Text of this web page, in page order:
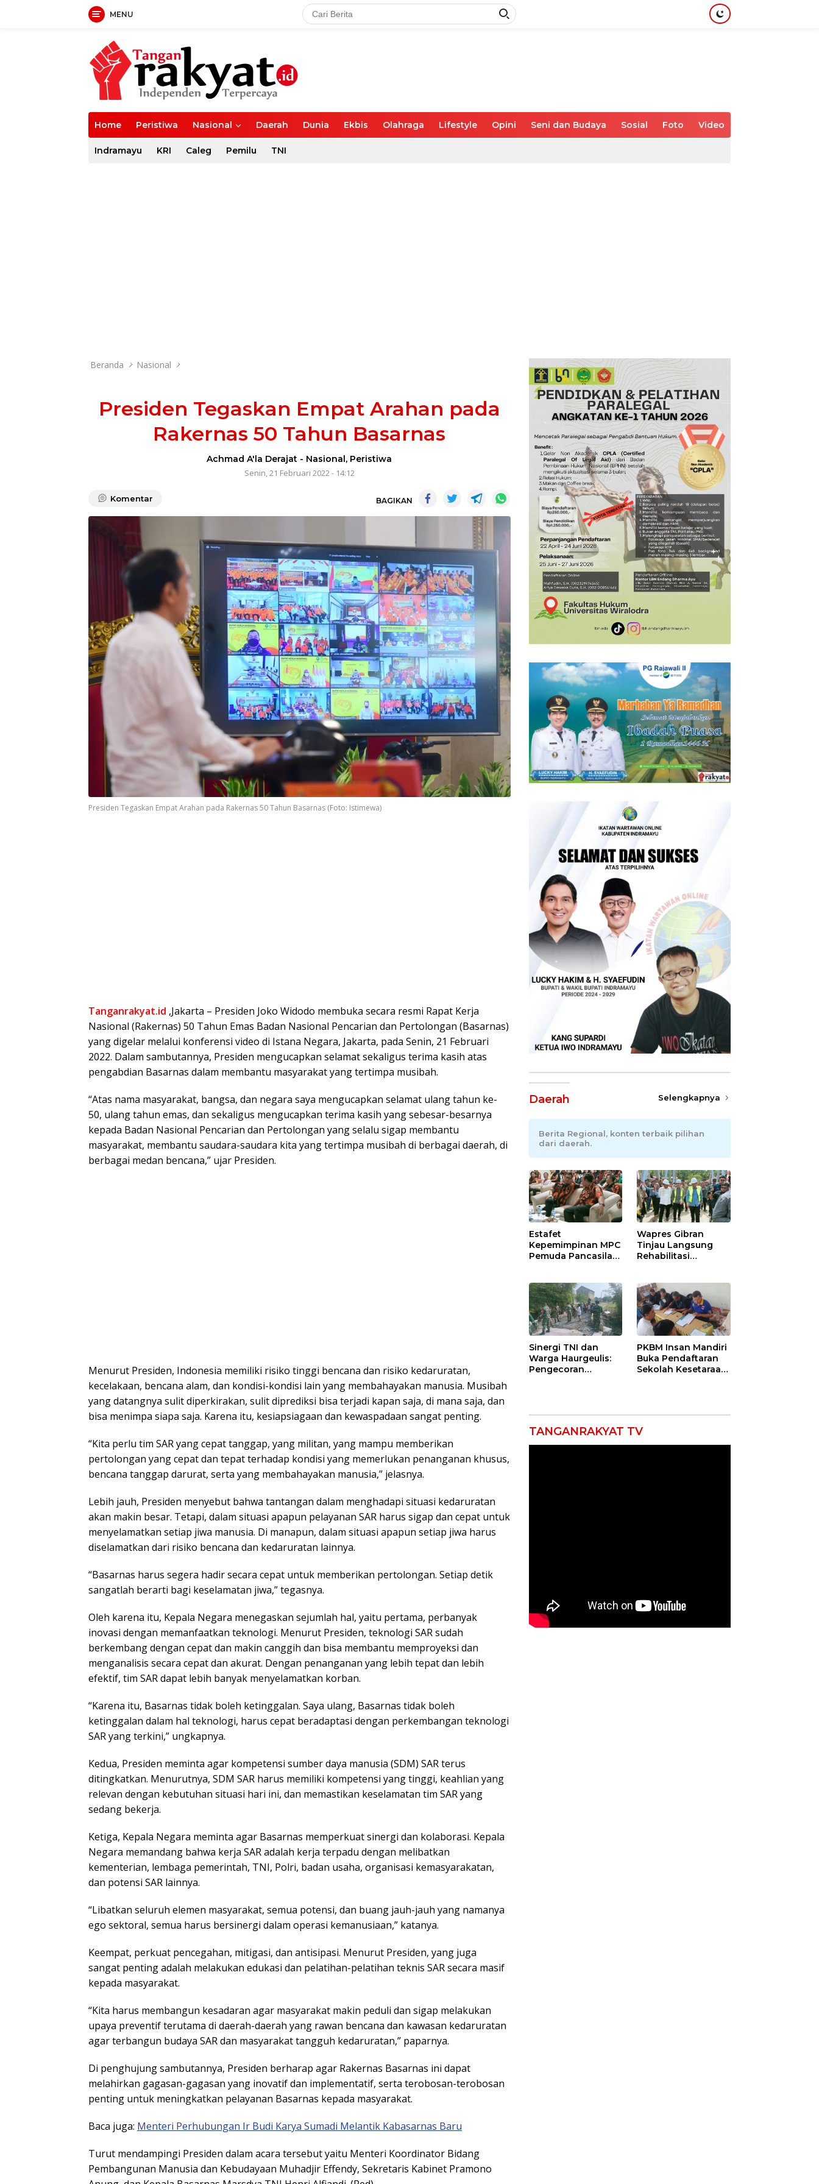
MENU
Home Peristiwa Nasional Daerah Dunia Ekbis Olahraga Lifestyle Opini Seni dan Budaya Sosial Foto Video
Indramayu KRI Caleg Pemilu TNI
Beranda Nasional
Presiden Tegaskan Empat Arahan pada
Rakernas 50 Tahun Basarnas
Achmad A'la Derajat - Nasional, Peristiwa
Senin, 21 Februari 2022 - 14:12
Komentar BAGIKAN
Presiden Tegaskan Empat Arahan pada Rakernas 50 Tahun Basarnas (Foto: Istimewa)
Tanganrakyat.id ,Jakarta – Presiden Joko Widodo membuka secara resmi Rapat Kerja
Nasional (Rakernas) 50 Tahun Emas Badan Nasional Pencarian dan Pertolongan (Basarnas)
yang digelar melalui konferensi video di Istana Negara, Jakarta, pada Senin, 21 Februari
2022. Dalam sambutannya, Presiden mengucapkan selamat sekaligus terima kasih atas
pengabdian Basarnas dalam membantu masyarakat yang tertimpa musibah.
“Atas nama masyarakat, bangsa, dan negara saya mengucapkan selamat ulang tahun ke-
50, ulang tahun emas, dan sekaligus mengucapkan terima kasih yang sebesar-besarnya
kepada Badan Nasional Pencarian dan Pertolongan yang selalu sigap membantu
masyarakat, membantu saudara-saudara kita yang tertimpa musibah di berbagai daerah, di
berbagai medan bencana,” ujar Presiden.
Menurut Presiden, Indonesia memiliki risiko tinggi bencana dan risiko kedaruratan,
kecelakaan, bencana alam, dan kondisi-kondisi lain yang membahayakan manusia. Musibah
yang datangnya sulit diperkirakan, sulit diprediksi bisa terjadi kapan saja, di mana saja, dan
bisa menimpa siapa saja. Karena itu, kesiapsiagaan dan kewaspadaan sangat penting.
“Kita perlu tim SAR yang cepat tanggap, yang militan, yang mampu memberikan
pertolongan yang cepat dan tepat terhadap kondisi yang memerlukan penanganan khusus,
bencana tanggap darurat, serta yang membahayakan manusia,” jelasnya.
Lebih jauh, Presiden menyebut bahwa tantangan dalam menghadapi situasi kedaruratan
akan makin besar. Tetapi, dalam situasi apapun pelayanan SAR harus sigap dan cepat untuk
menyelamatkan setiap jiwa manusia. Di manapun, dalam situasi apapun setiap jiwa harus
diselamatkan dari risiko bencana dan kedaruratan lainnya.
“Basarnas harus segera hadir secara cepat untuk memberikan pertolongan. Setiap detik
sangatlah berarti bagi keselamatan jiwa,” tegasnya.
Oleh karena itu, Kepala Negara menegaskan sejumlah hal, yaitu pertama, perbanyak
inovasi dengan memanfaatkan teknologi. Menurut Presiden, teknologi SAR sudah
berkembang dengan cepat dan makin canggih dan bisa membantu memproyeksi dan
menganalisis secara cepat dan akurat. Dengan penanganan yang lebih tepat dan lebih
efektif, tim SAR dapat lebih banyak menyelamatkan korban.
“Karena itu, Basarnas tidak boleh ketinggalan. Saya ulang, Basarnas tidak boleh
ketinggalan dalam hal teknologi, harus cepat beradaptasi dengan perkembangan teknologi
SAR yang terkini,” ungkapnya.
Kedua, Presiden meminta agar kompetensi sumber daya manusia (SDM) SAR terus
ditingkatkan. Menurutnya, SDM SAR harus memiliki kompetensi yang tinggi, keahlian yang
relevan dengan kebutuhan situasi hari ini, dan memastikan keselamatan tim SAR yang
sedang bekerja.
Ketiga, Kepala Negara meminta agar Basarnas memperkuat sinergi dan kolaborasi. Kepala
Negara memandang bahwa kerja SAR adalah kerja terpadu dengan melibatkan
kementerian, lembaga pemerintah, TNI, Polri, badan usaha, organisasi kemasyarakatan,
dan potensi SAR lainnya.
“Libatkan seluruh elemen masyarakat, semua potensi, dan buang jauh-jauh yang namanya
ego sektoral, semua harus bersinergi dalam operasi kemanusiaan,” katanya.
Keempat, perkuat pencegahan, mitigasi, dan antisipasi. Menurut Presiden, yang juga
sangat penting adalah melakukan edukasi dan pelatihan-pelatihan teknis SAR secara masif
kepada masyarakat.
“Kita harus membangun kesadaran agar masyarakat makin peduli dan sigap melakukan
upaya preventif terutama di daerah-daerah yang rawan bencana dan kawasan kedaruratan
agar terbangun budaya SAR dan masyarakat tangguh kedaruratan,” paparnya.
Di penghujung sambutannya, Presiden berharap agar Rakernas Basarnas ini dapat
melahirkan gagasan-gagasan yang inovatif dan implementatif, serta terobosan-terobosan
penting untuk meningkatkan pelayanan Basarnas kepada masyarakat.
Baca juga: Menteri Perhubungan Ir Budi Karya Sumadi Melantik Kabasarnas Baru
Turut mendampingi Presiden dalam acara tersebut yaitu Menteri Koordinator Bidang
Pembangunan Manusia dan Kebudayaan Muhadjir Effendy, Sekretaris Kabinet Pramono
Daerah Selengkapnya
Berita Regional, konten terbaik pilihan
dari daerah.
Estafet
Kepemimpinan MPC
Pemuda Pancasila
Sugianto Dipastikan
Pimpin Organisasi
Lewat Muscablub
Wapres Gibran
Tinjau Langsung
Rehabilitasi
Targetkan
Konektivitas Pulih
Cepat
Sinergi TNI dan
Warga Haurgeulis:
Pengecoran
Rampung
PKBM Insan Mandiri
Buka Pendaftaran
Sekolah Kesetaraan
TANGANRAKYAT TV